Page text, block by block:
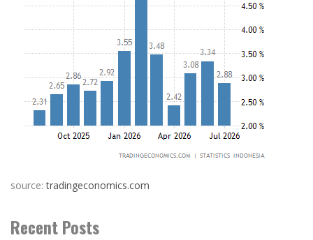
source:tradingeconomics.com
Recent Posts